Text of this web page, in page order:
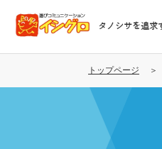
コ
テ
タノシサを追求
トップページ